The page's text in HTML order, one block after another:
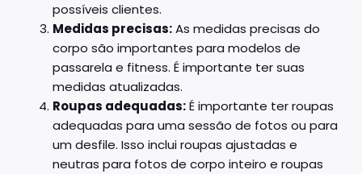
possíveis clientes.
Medidas precisas:As medidas precisas do
corpo são importantes para modelos de
passarela e fitness. É importante ter suas
medidas atualizadas.
Roupas adequadas:É importante ter roupas
adequadas para uma sessão de fotos ou para
um desfile. Isso inclui roupas ajustadas e
neutras para fotos de corpo inteiro e roupas